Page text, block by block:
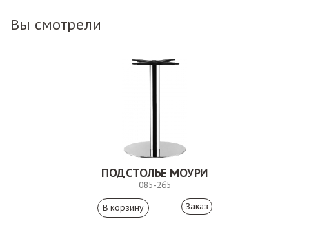
Вы смотрели
ПОДСТОЛЬЕ МОУРИ
085-265
Заказ